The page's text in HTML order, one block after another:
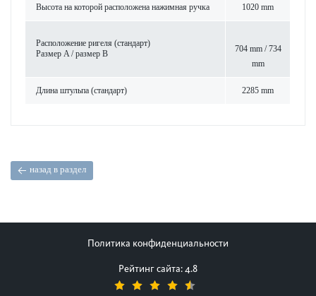
Высота на которой расположена нажимная ручка 1020 mm
Расположение ригеля (стандарт)
Размер A / размер B
704 mm / 734
mm
Длина штульпа (стандарт) 2285 mm
назад в раздел
Политика конфиденциальности
Рейтинг сайта: 4.8